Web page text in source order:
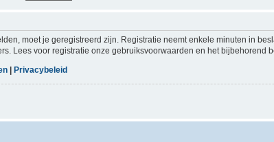
moet je geregistreerd zijn. Registratie neemt enkele minuten in
Lees voor registratie onze gebruiksvoorwaarden en het bijbehorend
Privacybeleid